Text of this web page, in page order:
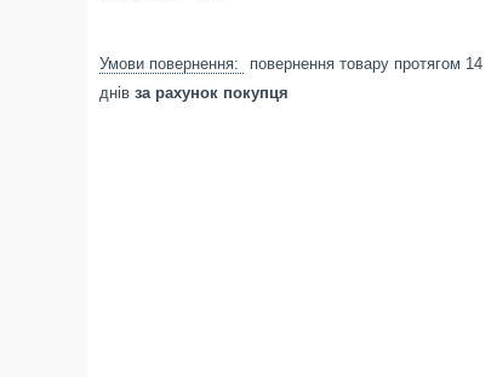
повернення товару протягом 14
днів за рахунок покупця